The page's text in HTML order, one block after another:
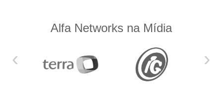
Alfa Networks na Mídia
‹ ›